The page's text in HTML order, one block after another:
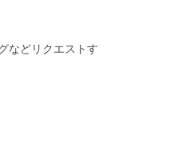
などリクエストす